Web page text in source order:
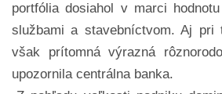
portfólia dosiahol v marci
službami a stavebníctvom. Aj pri
však prítomná výrazná
upozornila centrálna banka.